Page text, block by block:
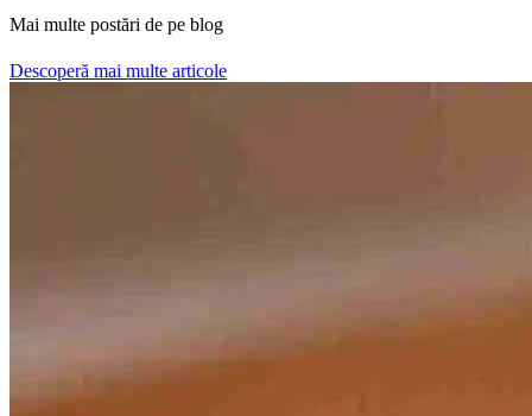
Mai multe postări de pe blog
Descoperă mai multe articole